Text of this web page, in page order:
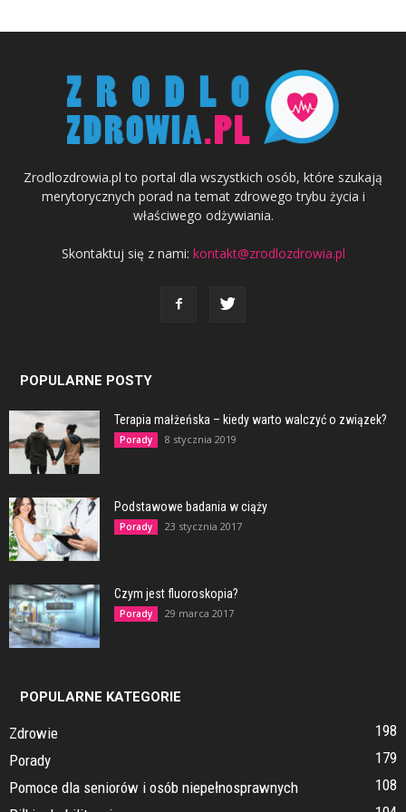
Zrodlozdrowia.pl to portal dla wszystkich osób, które szukają
merytorycznych porad na temat zdrowego trybu życia i
właściwego odżywiania.
Skontaktuj się z nami: kontakt@zrodlozdrowia.pl
POPULARNE POSTY
Terapia małżeńska – kiedy warto walczyć o związek?
Porady 8 stycznia 2019
Podstawowe badania w ciąży
Porady 23 stycznia 2017
Czym jest fluoroskopia?
Porady 29 marca 2017
POPULARNE KATEGORIE
Zdrowie
198
Porady
179
Pomoce dla seniorów i osób niepełnosprawnych
108